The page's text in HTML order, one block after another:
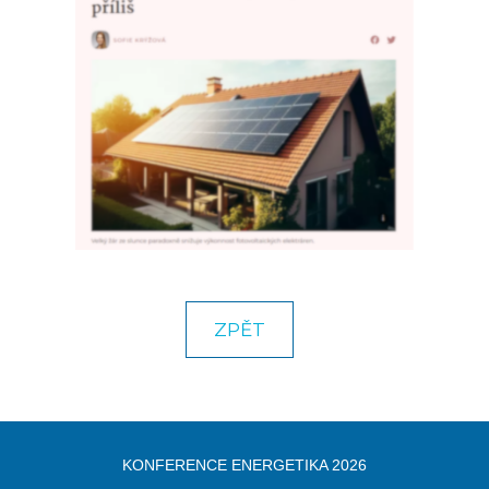
KARIÉRA
KONTAKT
NAPIŠTE NÁM
ZPĚT
KONFERENCE ENERGETIKA 2026